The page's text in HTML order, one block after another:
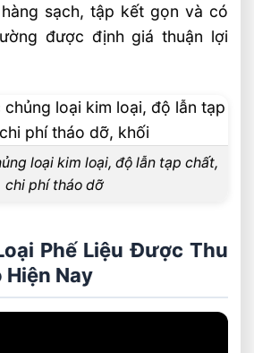
sạch, tập kết gọn và có
được định giá thuận lợi
loại kim loại, độ lẫn tạp chất,
chi phí tháo dỡ
Phế Liệu Được Thu
Hiện Nay